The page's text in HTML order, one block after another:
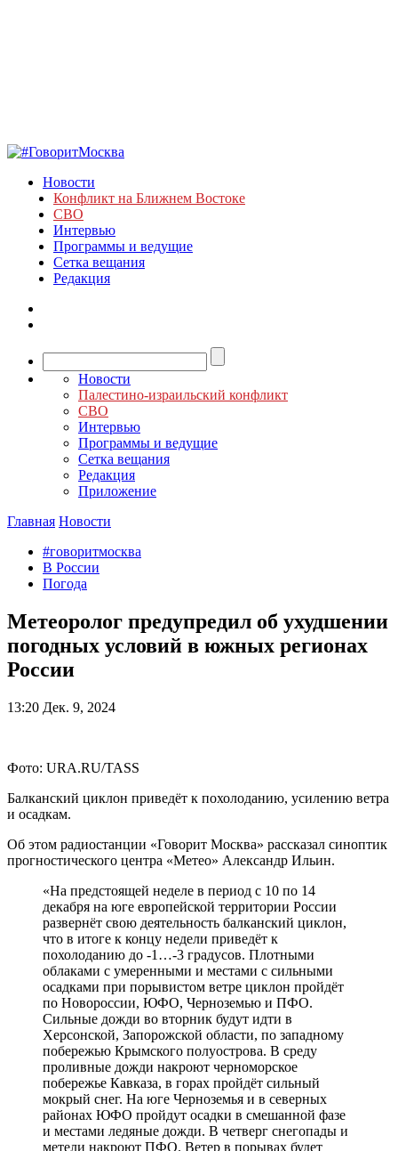
Новости
Конфликт на Ближнем Востоке
СВО
Интервью
Программы и ведущие
Сетка вещания
Редакция
Новости
Палестино-израильский конфликт
СВО
Интервью
Программы и ведущие
Сетка вещания
Редакция
Приложение
Главная Новости
#говоритмосква
В России
Погода
Метеоролог предупредил об ухудшении
погодных условий в южных регионах
России
13:20 Дек. 9, 2024
Фото: URA.RU/TASS
Балканский циклон приведёт к похолоданию, усилению ветра
и осадкам.
Об этом радиостанции «Говорит Москва» рассказал синоптик
прогностического центра «Метео» Александр Ильин.
«На предстоящей неделе в период с 10 по 14
декабря на юге европейской территории России
развернёт свою деятельность балканский циклон,
что в итоге к концу недели приведёт к
похолоданию до -1…-3 градусов. Плотными
облаками с умеренными и местами с сильными
осадками при порывистом ветре циклон пройдёт
по Новороссии, ЮФО, Черноземью и ПФО.
Сильные дожди во вторник будут идти в
Херсонской, Запорожской области, по западному
побережью Крымского полуострова. В среду
проливные дожди накроют черноморское
побережье Кавказа, в горах пройдёт сильный
мокрый снег. На юге Черноземья и в северных
районах ЮФО пройдут осадки в смешанной фазе
и местами ледяные дожди. В четверг снегопады и
метели накроют ПФО. Ветер в порывах будет